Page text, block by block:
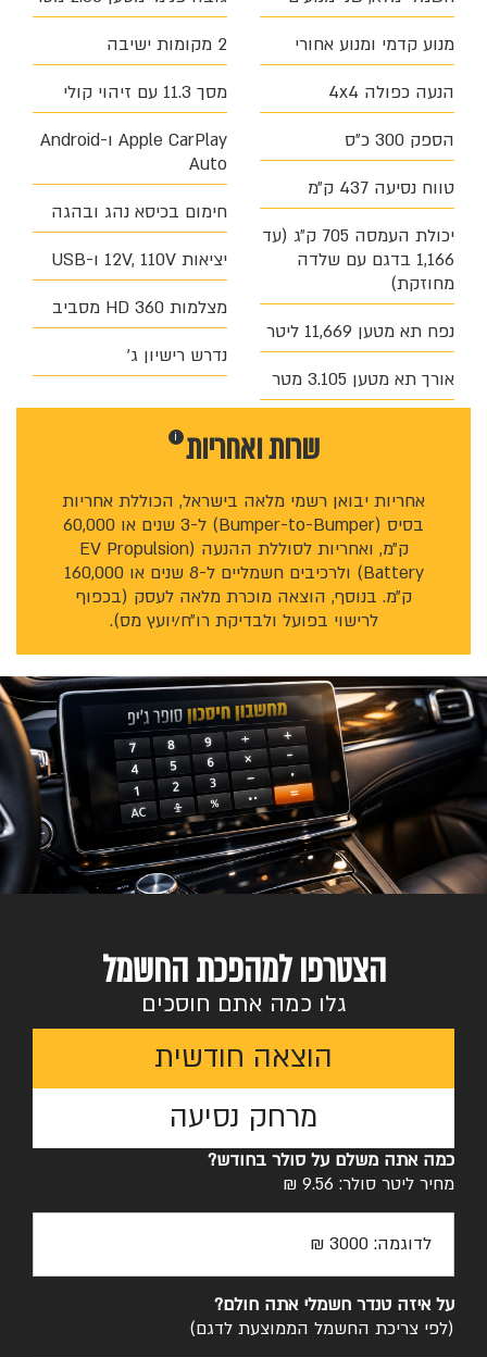
מנוע קדמי ומנוע אחורי
הנעה כפולה 4x4
הספק 300 כ״ס
טווח נסיעה 437 ק״מ
יכולת העמסה 705 ק״ג (עד
1,166 בדגם עם שלדה
מחוזקת)
נפח תא מטען 11,669 ליטר
אורך תא מטען 3.105 מטר
2 מקומות ישיבה
מסך 11.3 עם זיהוי קולי
Apple CarPlay ו-Android
Auto
חימום בכיסא נהג ובהגה
יציאות 12V, 110V ו-USB
מצלמות 360 HD מסביב
נדרש רישיון ג׳
שרות ואחריות i
אחריות יבואן רשמי מלאה בישראל, הכוללת אחריות
בסיס (Bumper-to-Bumper) ל-3 שנים או 60,000
ק״מ, ואחריות לסוללת ההנעה (EV Propulsion
Battery) ולרכיבים חשמליים ל-8 שנים או 160,000
ק״מ. בנוסף, הוצאה מוכרת מלאה לעסק (בכפוף
לרישוי בפועל ולבדיקת רו״ח/יועץ מס).
הצטרפו למהפכת החשמל
גלו כמה אתם חוסכים
הוצאה חודשית
מרחק נסיעה
כמה אתה משלם על סולר בחודש?
מחיר ליטר סולר: 9.56 ₪
על איזה טנדר חשמלי אתה חולם?
(לפי צריכת החשמל הממוצעת לדגם)